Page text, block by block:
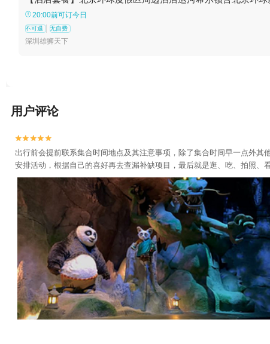
20:00前可订今日
不可退 无自费
深圳雄狮天下
用户评论


出行前会提前联系集合时间地点及其注意事项，除了集合时间早一点外
安排活动，根据自己的喜好再去查漏补缺项目，最后就是逛、吃、拍照、